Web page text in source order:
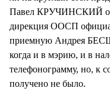
Павел КРУЧИНСКИЙ
дирекция ООСП
приемную Андрея
когда и в мэрию, и в
телефонограмму, но, к
получено не было.